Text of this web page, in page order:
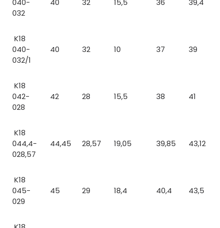
032
K18
040-
032/1
40 32 10 37 39
K18
042-
028
42 28 15,5 38 41
K18
044,4-
028,57
44,45 28,57 19,05 39,85 43,12
K18
045-
029
45 29 18,4 40,4 43,5